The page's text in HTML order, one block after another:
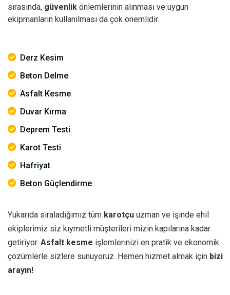
sırasında, güvenlik önlemlerinin alınması ve uygun
ekipmanların kullanılması da çok önemlidir.
Derz Kesim
Beton Delme
Asfalt Kesme
Duvar Kırma
Deprem Testi
Karot Testi
Hafriyat
Beton Güçlendirme
Yukarıda sıraladığımız tüm karotçu uzman ve işinde ehil
ekiplerimiz siz kıymetli müşterileri mizin kapılarına kadar
getiriyor. Asfalt kesme işlemlerinizi en pratik ve ekonomik
çözümlerle sizlere sunuyoruz. Hemen hizmet almak için bizi
arayın!